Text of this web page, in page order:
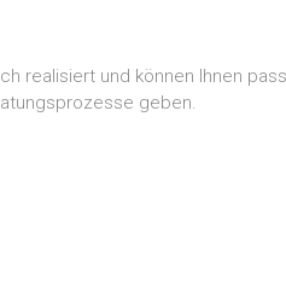
realisiert und können Ihnen
geben.